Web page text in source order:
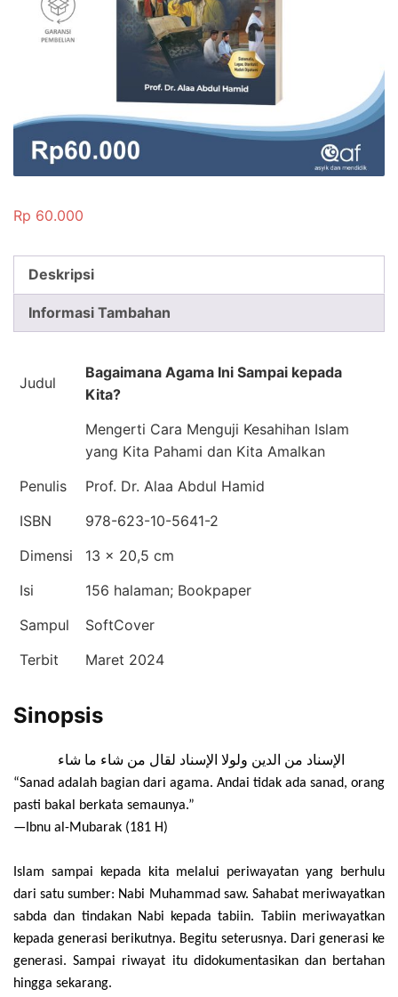
Rp 60.000
Deskripsi
Informasi Tambahan
Judul
Bagaimana Agama Ini Sampai kepada
Kita?
Mengerti Cara Menguji Kesahihan Islam
yang Kita Pahami dan Kita Amalkan
Penulis
Prof. Dr. Alaa Abdul Hamid
ISBN
978-623-10-5641-2
Dimensi
13 x 20,5 cm
Isi
156 halaman; Bookpaper
Sampul
SoftCover
Terbit
Maret 2024
Sinopsis
الإسناد من الدين ولولا الإسناد لقال من شاء ما شاء
“Sanad adalah bagian dari agama. Andai tidak ada sanad, orang
pasti bakal berkata semaunya.”
—Ibnu al-Mubarak (181 H)
Islam sampai kepada kita melalui periwayatan yang berhulu
dari satu sumber: Nabi Muhammad saw. Sahabat meriwayatkan
sabda dan tindakan Nabi kepada tabiin. Tabiin meriwayatkan
kepada generasi berikutnya. Begitu seterusnya. Dari generasi ke
generasi. Sampai riwayat itu didokumentasikan dan bertahan
hingga sekarang.